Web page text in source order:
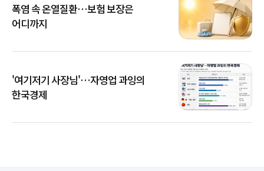
폭염 속 온열질환…보험 보장은
어디까지
'여기저기 사장님'…자영업 과잉의
한국경제